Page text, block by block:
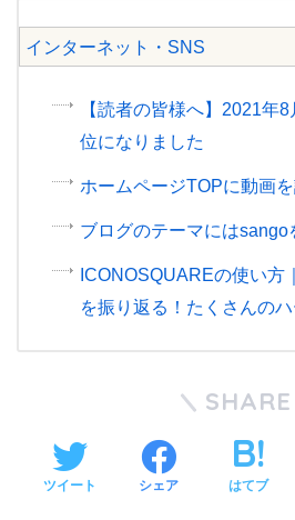
インターネット・SNS
【読者の皆様へ】2021年
位になりました
ホームページTOPに動画
ブログのテーマにはsango
ICONOSQUAREの使い方
を振り返る！たくさんの
SHARE
ツイート シェア はてブ